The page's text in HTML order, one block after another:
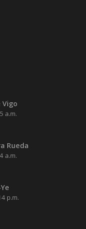
Vigo
a.m.
Rueda
a.m.
p.m.